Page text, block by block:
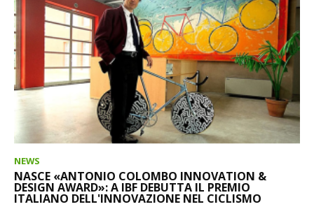
NEWS
NASCE «ANTONIO COLOMBO INNOVATION &
DESIGN AWARD»: A IBF DEBUTTA IL PREMIO
ITALIANO DELL'INNOVAZIONE NEL CICLISMO